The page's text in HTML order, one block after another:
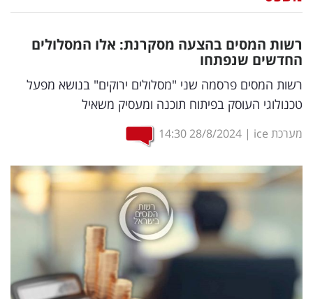
דיגיטל
וטק
שיווק
ופרסום
משפט
ומחקרים
דעות
רכילות
רשות המסים בהצעה מסקרנת: אלו המסלולים
החדשים שנפתחו
רשות המסים פרסמה שני "מסלולים ירוקים" בנושא מפעל
טכנולוגי העוסק בפיתוח תוכנה ומעסיק משאיל
מערכת ice |
28/8/2024
14:30